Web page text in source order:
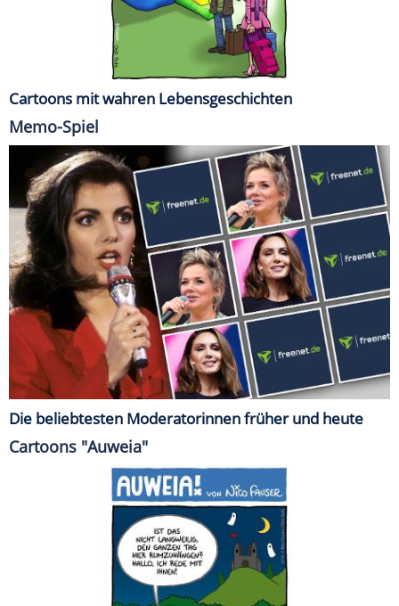
Cartoons mit wahren Lebensgeschichten
Memo-Spiel
Die beliebtesten Moderatorinnen früher und heute
Cartoons "Auweia"